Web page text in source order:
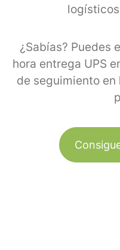
¿Sabías? Puedes
hora entrega UPS
de seguimiento